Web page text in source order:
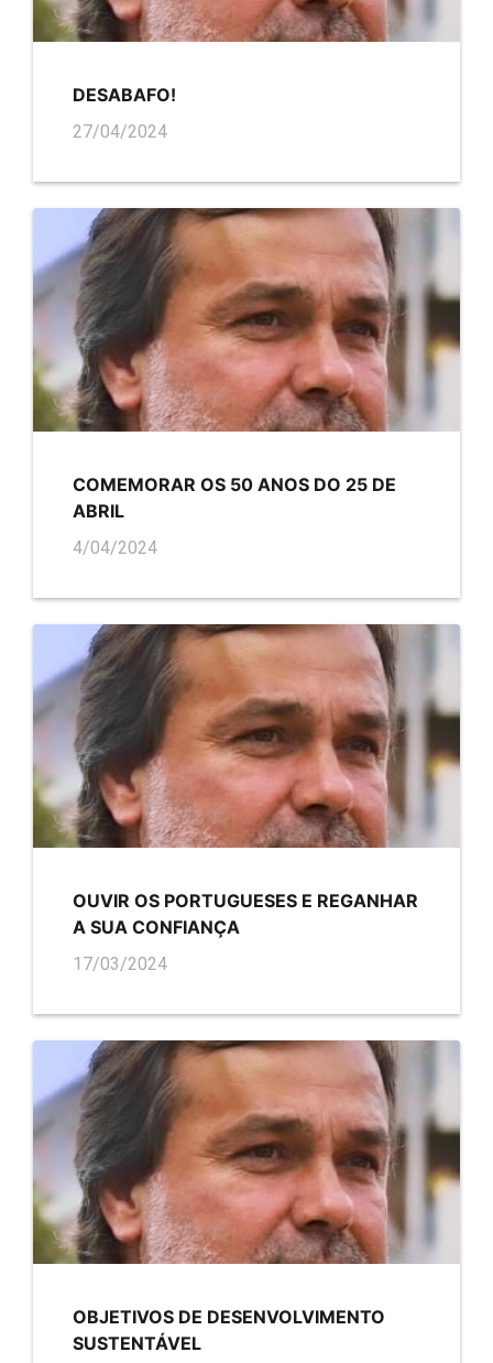
DESABAFO!
27/04/2024
COMEMORAR OS 50 ANOS DO 25 DE
ABRIL
4/04/2024
OUVIR OS PORTUGUESES E REGANHAR
A SUA CONFIANÇA
17/03/2024
OBJETIVOS DE DESENVOLVIMENTO
SUSTENTÁVEL